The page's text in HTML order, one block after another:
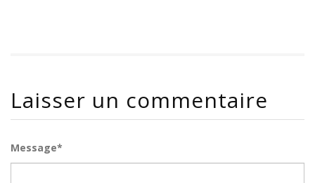
Laisser un commentaire
Message*